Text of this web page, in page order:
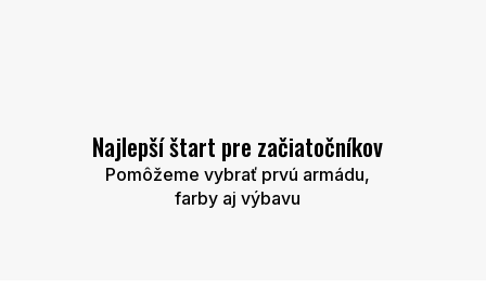
Najlepší štart pre začiatočníkov
Pomôžeme vybrať prvú armádu,
farby aj výbavu